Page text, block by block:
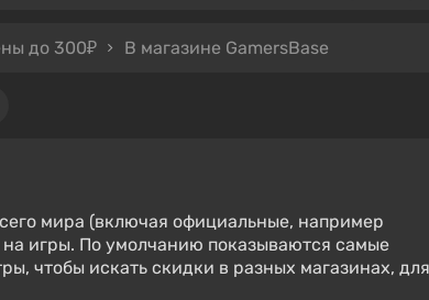
до 300₽ В магазине GamersBase
мира (включая официальные, например
игры. По умолчанию показываются самые
чтобы искать скидки в разных магазинах, для